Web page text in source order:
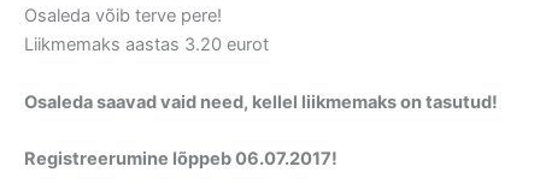
Osaleda võib terve pere!
Liikmemaks aastas 3.20 eurot
Osaleda saavad vaid need, kellel liikmemaks ontasutud!
Registreerumine lõppeb 06.07.2017!